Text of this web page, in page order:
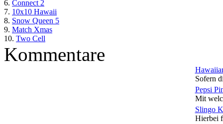
6. Connect 2
7. 10x10 Hawaii
8. Snow Queen 5
9. Match Xmas
10. Two Cell
Kommentare
Sofern
Pepsi
Mit
Slingo
Hierbei